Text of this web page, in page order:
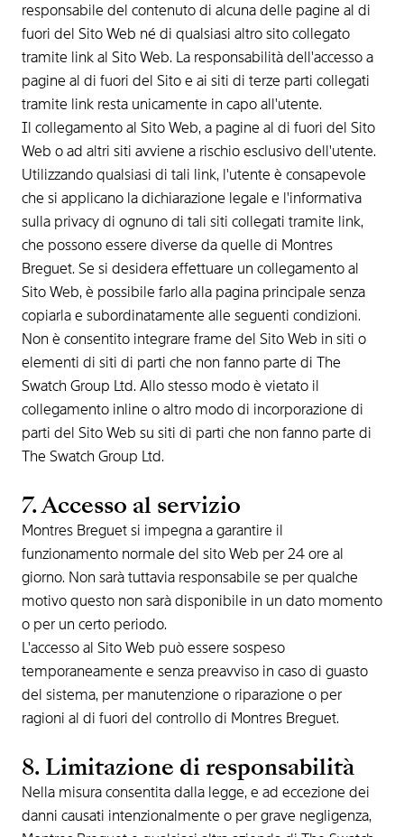
responsabile del contenuto di alcuna delle pagine al di
fuori del Sito Web né di qualsiasi altro sito collegato
tramite link al Sito Web. La responsabilità dell'accesso a
pagine al di fuori del Sito e ai siti di terze parti collegati
tramite link resta unicamente in capo all'utente.
Il collegamento al Sito Web, a pagine al di fuori del Sito
Web o ad altri siti avviene a rischio esclusivo dell'utente.
Utilizzando qualsiasi di tali link, l'utente è consapevole
che si applicano la dichiarazione legale e l'informativa
sulla privacy di ognuno di tali siti collegati tramite link,
che possono essere diverse da quelle di Montres
Breguet. Se si desidera effettuare un collegamento al
Sito Web, è possibile farlo alla pagina principale senza
copiarla e subordinatamente alle seguenti condizioni.
Non è consentito integrare frame del Sito Web in siti o
elementi di siti di parti che non fanno parte di The
Swatch Group Ltd. Allo stesso modo è vietato il
collegamento inline o altro modo di incorporazione di
parti del Sito Web su siti di parti che non fanno parte di
The Swatch Group Ltd.
7. Accesso al servizio
Montres Breguet si impegna a garantire il
funzionamento normale del sito Web per 24 ore al
giorno. Non sarà tuttavia responsabile se per qualche
motivo questo non sarà disponibile in un dato momento
o per un certo periodo.
L'accesso al Sito Web può essere sospeso
temporaneamente e senza preavviso in caso di guasto
del sistema, per manutenzione o riparazione o per
ragioni al di fuori del controllo di Montres Breguet.
8. Limitazione di responsabilità
Nella misura consentita dalla legge, e ad eccezione dei
danni causati intenzionalmente o per grave negligenza,